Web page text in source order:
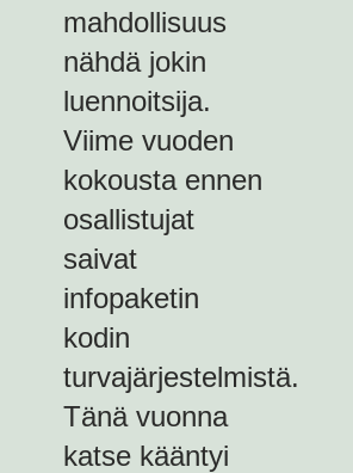
mahdollisuus
nähdä jokin
luennoitsija.
Viime vuoden
kokousta ennen
osallistujat
saivat
infopaketin
kodin
turvajärjestelmistä.
Tänä vuonna
katse kääntyi